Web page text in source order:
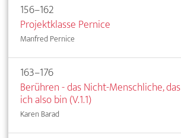
156–162
Projektklasse Pernice
Manfred Pernice
163–176
Berühren - das Nicht-Menschliche, das
ich also bin (V.1.1)
Karen Barad